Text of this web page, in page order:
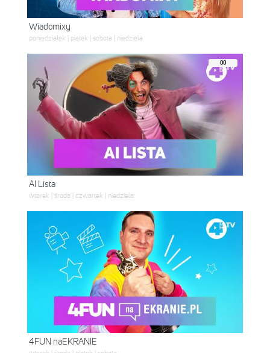
Wiadomixy
poniedziałek | piątek | sobota | niedziela
00
AI Lista
wtorek | środa | czwartek | niedziela
4FUN naEKRANIE